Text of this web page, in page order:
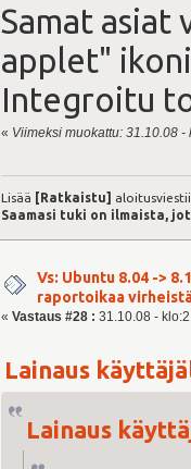
Samat asiat
applet"
Integroitu
« Viimeksi muokattu: 31.10.08
Lisää [Ratkaistu]
Saamasi tuki on ilmaista,
Vs: Ubuntu 8.04 ->
raportoikaa
« Vastaus #28 : 31.10.08 -
Lainaus
Lainaus